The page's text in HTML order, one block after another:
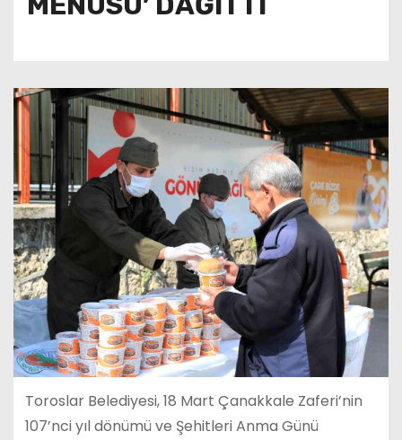
Toroslar Belediyesi, 18 Mart Çanakkale Zaferi’nin
107’nci yıl dönümü ve Şehitleri Anma Günü